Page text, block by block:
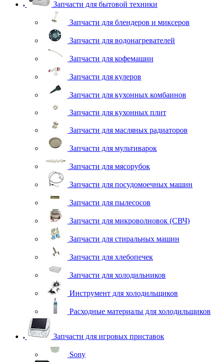
Запчасти для бытовой техники
Запчасти для блендеров и миксеров
Запчасти для водонагревателей
Запчасти для кофемашин
Запчасти для кулеров
Запчасти для кухонных комбаинов
Запчасти для кухонных плит
Запчасти для масляных радиаторов
Запчасти для мультиварок
Запчасти для мясорубок
Запчасти для посудомоечных машин
Запчасти для пылесосов
Запчасти для микроволновок (СВЧ)
Запчасти для стиральных машин
Запчасти для хлебопечек
Запчасти для холодильников
Инструмент для холодильщиков
Расходные материалы для холодильщиков
Запчасти для игровых приставок
Sony